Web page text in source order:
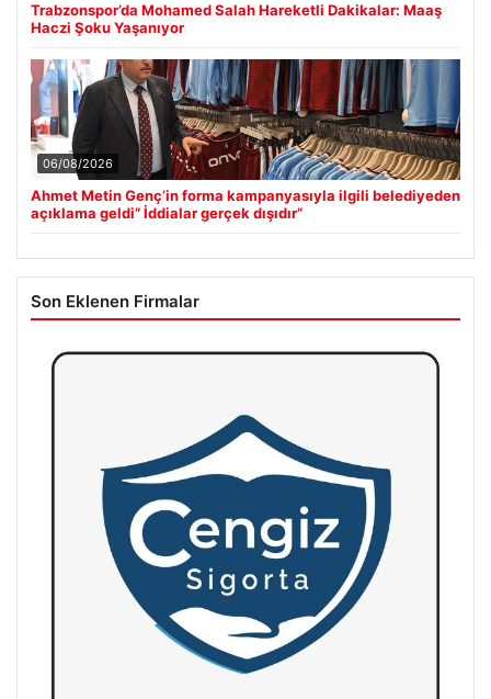
Trabzonspor’da Mohamed Salah Hareketli Dakikalar: Maaş
Haczi Şoku Yaşanıyor
06/08/2026
Ahmet Metin Genç’in forma kampanyasıyla ilgili belediyeden
açıklama geldi” İddialar gerçek dışıdır”
Son Eklenen Firmalar